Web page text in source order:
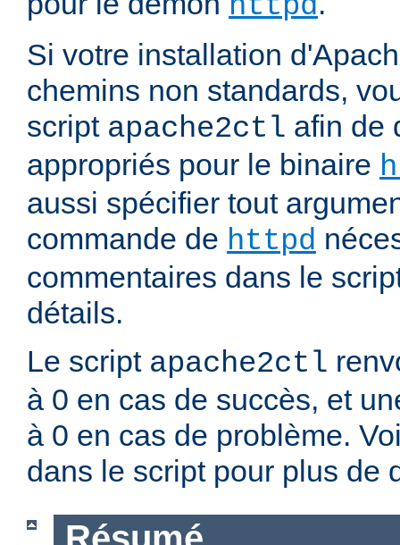
Si votre installation
chemins non standards,
script apache2ctl afin de
appropriés pour le binaire
aussi spécifier tout
commande de httpd
commentaires dans le
détails.
Le script apache2ctl
à 0 en cas de succès, et
à 0 en cas de problème.
dans le script pour plus de